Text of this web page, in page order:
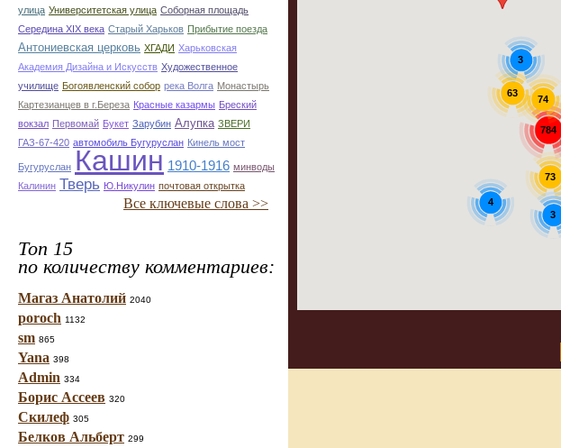
улица Университетская улица Соборная площадь
Середина XIX века Старый Харьков Прибытие поезда
Антониевская церковь ХГАДИ Харьковская
Академия Дизайна и Искусств Художественное
училище Богоявленский собор река Волга Монастырь
Картезианцев в г.Береза Красные казармы Бреский
вокзал Первомай Букет Зарубин Алупка ЗВЕРИ
ГАЗ-67-420 автомобиль Бугуруслан Кинель мост
Бугуруслан Кашин 1910-1916 минводы
Калинин Тверь Ю.Никулин почтовая открытка
Все ключевые слова >>
Топ 15
по количеству комментариев:
Магаз Анатолий 2040
poroch 1132
sm 865
Yana 398
Admin 334
Борис Ассеев 320
Скилеф 305
Белков Альберт 299
784
73
3
63
4
74
3